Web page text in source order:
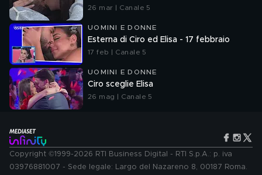
26 mar | Canale 5
UOMINI E DONNE
Esterna di Ciro ed Elisa - 17 febbraio
17 feb | Canale 5
UOMINI E DONNE
Ciro sceglie Elisa
26 mag | Canale 5
Copyright ©1999-2026 RTI Business Digital - RTI S.p.A.: p. iva
03976881007 - Sede legale: Largo del Nazareno 8, 00187 Roma.